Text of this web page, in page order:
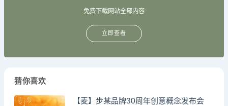
免费下载网站全部内容
立即查看
猜你喜欢
【麦】步某品牌30周年创意概念发布会